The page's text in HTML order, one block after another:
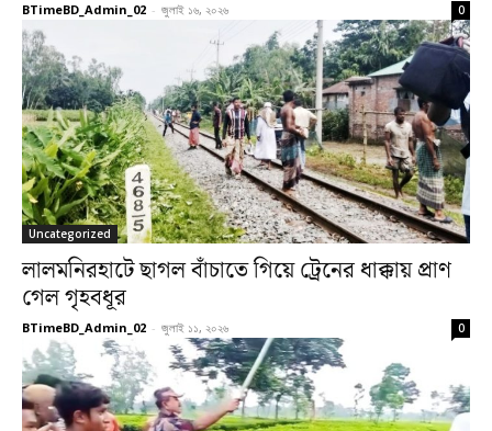
BTimeBD_Admin_02 - জুলাই ১৬, ২০২৬ 0
Uncategorized
লালমনিরহাটে ছাগল বাঁচাতে গিয়ে ট্রেনের ধাক্কায় প্রাণ
গেল গৃহবধূর
BTimeBD_Admin_02 - জুলাই ১১, ২০২৬ 0